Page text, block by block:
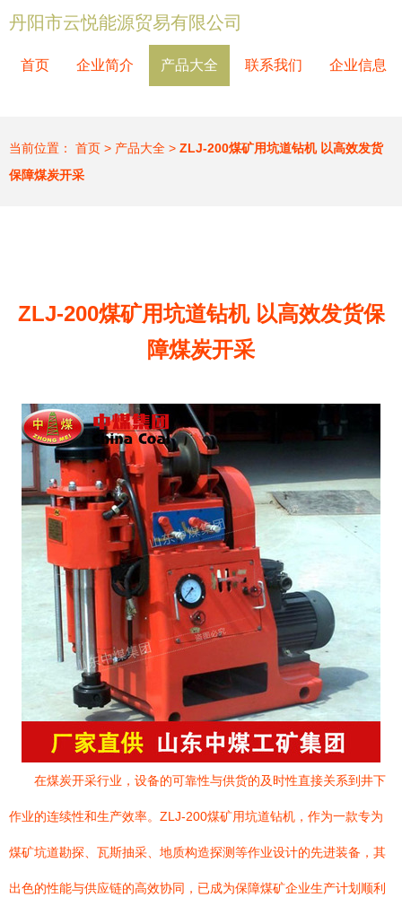
丹阳市云悦能源贸易有限公司
首页 企业简介 产品大全 联系我们 企业信息
当前位置： 首页 > 产品大全 > ZLJ-200煤矿用坑道钻机 以高效发货
保障煤炭开采
ZLJ-200煤矿用坑道钻机 以高效发货保
障煤炭开采
在煤炭开采行业，设备的可靠性与供货的及时性直接关系到井下
作业的连续性和生产效率。ZLJ-200煤矿用坑道钻机，作为一款专为
煤矿坑道勘探、瓦斯抽采、地质构造探测等作业设计的先进装备，其
出色的性能与供应链的高效协同，已成为保障煤矿企业生产计划顺利